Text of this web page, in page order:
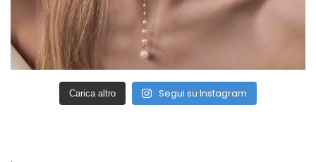
Carica altro Segui su Instagram